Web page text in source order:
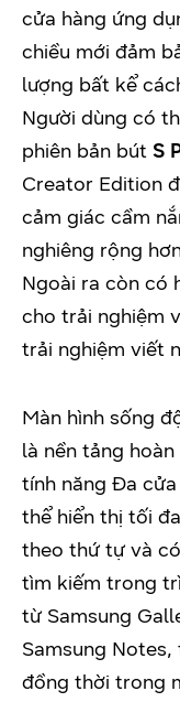
cửa hàng ứng
chiều mới đảm
lượng bất kể
Người dùng có
phiên bản bút S
Creator Edition
cảm giác cầm
nghiêng rộng
Ngoài ra còn có
cho trải nghiệm
trải nghiệm viết
Màn hình sống
là nền tảng
tính năng Đa
thể hiển thị tối
theo thứ tự và
tìm kiếm trong
từ Samsung
Samsung
đồng thời trong